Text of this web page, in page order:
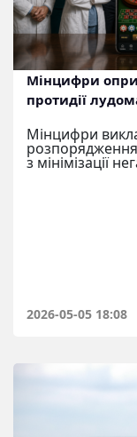
Мінцифри
протидії
Мінцифри
розпорядження
з мінімізації
2026-05-05 18:08